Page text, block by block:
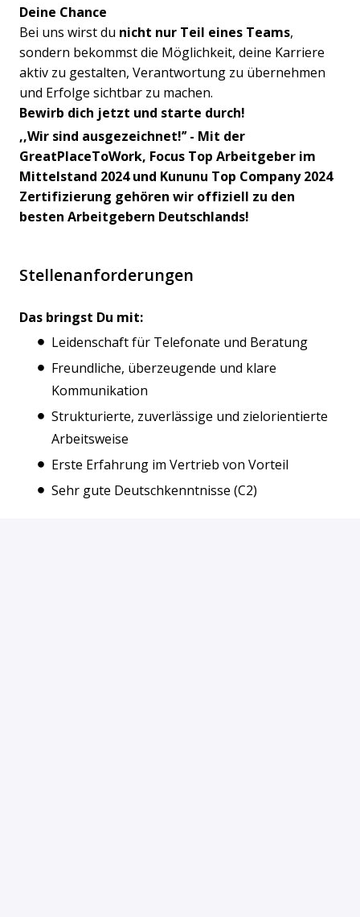
Deine Chance
Bei uns wirst du nicht nur Teil eines Teams,
sondern bekommst die Möglichkeit, deine Karriere
aktiv zu gestalten, Verantwortung zu übernehmen
und Erfolge sichtbar zu machen.
Bewirb dich jetzt und starte durch!
,,Wir sind ausgezeichnet!’’ - Mit der
GreatPlaceToWork, Focus Top Arbeitgeber im
Mittelstand 2024 und Kununu Top Company 2024
Zertifizierung gehören wir offiziell zu den
besten Arbeitgebern Deutschlands!
Stellenanforderungen
Das bringst Du mit:
Leidenschaft für Telefonate und Beratung
Freundliche, überzeugende und klare
Kommunikation
Strukturierte, zuverlässige und zielorientierte
Arbeitsweise
Erste Erfahrung im Vertrieb von Vorteil
Sehr gute Deutschkenntnisse (C2)